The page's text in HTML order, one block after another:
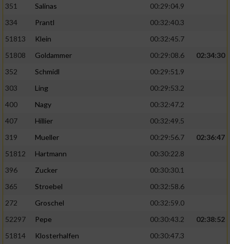
351 Salinas
00:29:04.9
334
Prantl
00:32:40.3
51813
Klein
00:32:45.7
51808
Goldammer 00:29:08.6
02:34:30
352
Schmidl
00:29:51.9
303
Ling
00:29:53.2
400
Nagy
00:32:47.2
407
Hillier
00:32:49.5
319
Mueller 00:29:56.7
02:36:47
51812
Hartmann
00:30:22.8
396
Zucker
00:30:30.1
365
Stroebel
00:32:58.6
272
Groschel
00:32:59.0
52297
Pepe 00:30:43.2
02:38:52
51814
Klosterhalfen
00:30:47.3